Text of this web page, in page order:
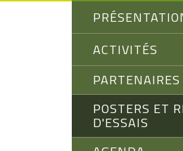
ACTIVITÉS
PARTENAIRES
POSTERS ET
D'ESSAIS